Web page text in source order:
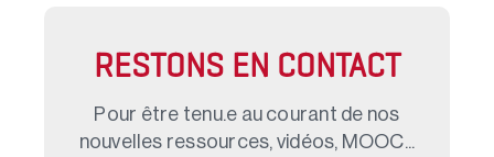
RESTONS EN CONTACT
Pour être tenu.e au courant de nos
nouvelles ressources, vidéos, MOOC...